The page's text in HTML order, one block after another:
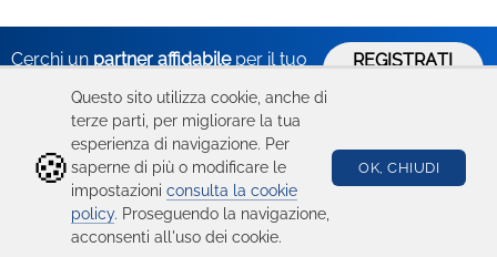
Cerchi un partner affidabileper il tuo
REGISTRATI
Hai bisogno
di aiuto?
Condizioni d'uso
Catalogo
Ricambi
Device
Seguici su
🍪
Questo sito utilizza cookie, anche di
terze parti, per migliorare la tua
esperienza di navigazione. Per
saperne di più o modificare le
impostazioni consulta la cookie
policy. Proseguendo la navigazione,
acconsenti all'uso dei cookie.
OK, CHIUDI